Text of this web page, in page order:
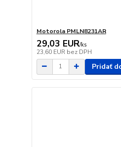
Motorola PMLN8231AR
29,03 EUR/ks
23,60 EUR bez DPH
Pridať